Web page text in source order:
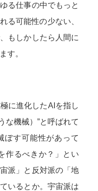
る仕事の中でもっと
る可能性の少ない、
もしかしたら人間に
す。
に進化したAIを指し
な機械）”と呼ばれて
ぼす可能性があって
作るべきか？」とい
派」と反対派の「地
いるとか。宇宙派は